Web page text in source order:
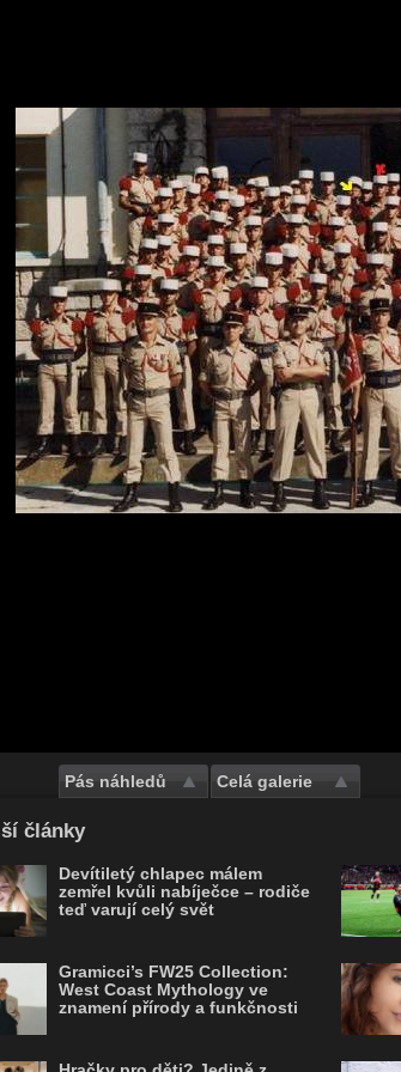
Pás náhledů Celá galerie
články
Devítiletý chlapec málem
zemřel kvůli nabíječce – rodiče
teď varují celý svět
Gramicci’s FW25 Collection:
West Coast Mythology ve
znamení přírody a funkčnosti